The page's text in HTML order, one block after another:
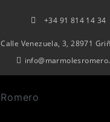
+34 91 814 14 34
Calle Venezuela, 3, 28971